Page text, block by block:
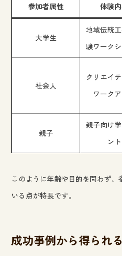
参加者属性 体験
大学生
地域伝統
験ワーク
社会人
クリエイ
ワーク
親子
親子向け
ント
このように年齢や目的を問わず
いる点が特長です。
成功事例から得られ